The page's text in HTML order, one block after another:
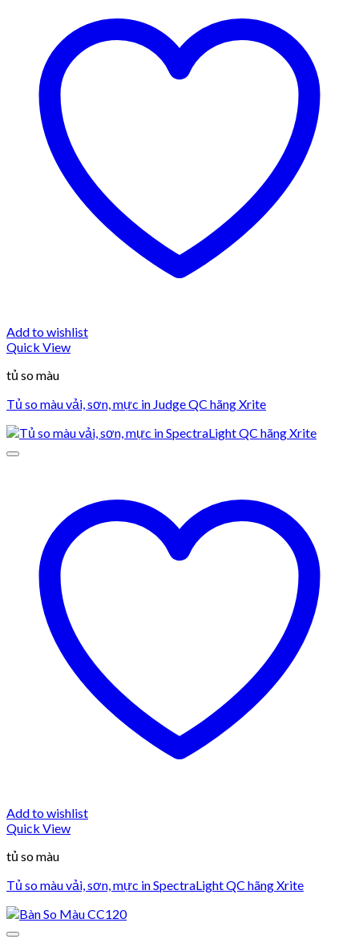
Add to wishlist
Quick View
tủ so màu
Tủ so màu vải, sơn, mực in Judge QC hãng Xrite
Add to wishlist
Quick View
tủ so màu
Tủ so màu vải, sơn, mực in SpectraLight QC hãng Xrite